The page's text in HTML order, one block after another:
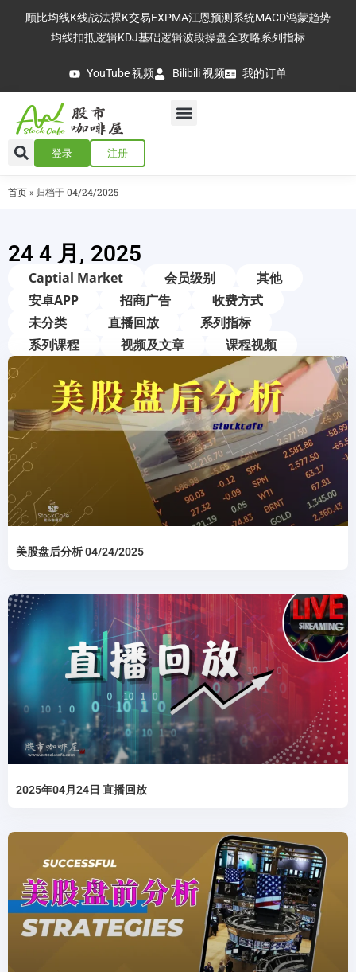
顾比均线K线战法裸K交易EXPMA江恩预测系统MACD鸿蒙趋势
均线扣抵逻辑KDJ基础逻辑波段操盘全攻略系列指标
YouTube 视频 Bilibili 视频 我的订单
登录 注册
首页 » 归档于 04/24/2025
24 4 月, 2025
Captial Market 会员级别
其他
安卓APP
招商广告
收费方式
未分类
直播回放
系列指标
系列课程
视频及文章 课程视频
美股盘后分析 04/24/2025
2025年04月24日 直播回放